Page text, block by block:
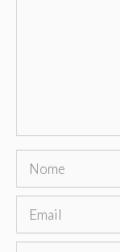
Nome
Email